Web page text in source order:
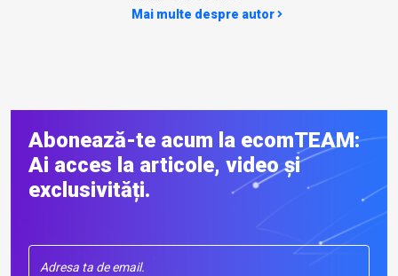
Mai multe despre autor
Abonează-te acum la ecomTEAM:
Ai acces la articole, video și
exclusivități.